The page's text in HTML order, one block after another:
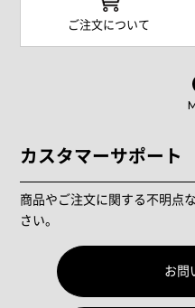
ご注文について
カスタマーサポート
商品やご注文に関する不明点
さい。
お問